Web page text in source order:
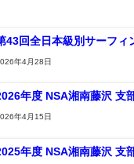
43回全日本級別サーフィ
年4月28日
年度 NSA湘南藤沢 支
年4月15日
年度 NSA湘南藤沢 支